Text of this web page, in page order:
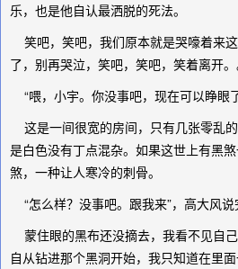
乐，也是他自认最洒脱的死法。
笑吧，笑吧，我们原本就是哭嚎着来
了，别再哭泣，笑吧，笑吧，笑着离开。
“喂，小宇。你没事吧，现在可以睁眼
这是一间很宽的房间，只有几张零乱
是白色没有丁点混杂。如果这世上有黑
煞，一种让人寒冷的刺骨。
“怎么样？没事吧。跟我来”，高大风说
蒙住眼的黑布还没摘去，我看不见自己
自从钻进那个黑洞开始，我只知道在里